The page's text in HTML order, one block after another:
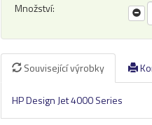
Množství:
Související výrobky
HP Design Jet 4000 Series